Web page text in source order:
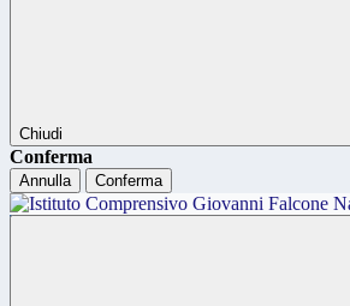
Chiudi
Conferma
Annulla Conferma